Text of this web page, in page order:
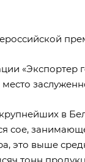
в
сое,
это выше